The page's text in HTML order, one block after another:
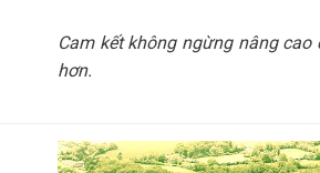
Cam kết không ngừng nâng
hơn.